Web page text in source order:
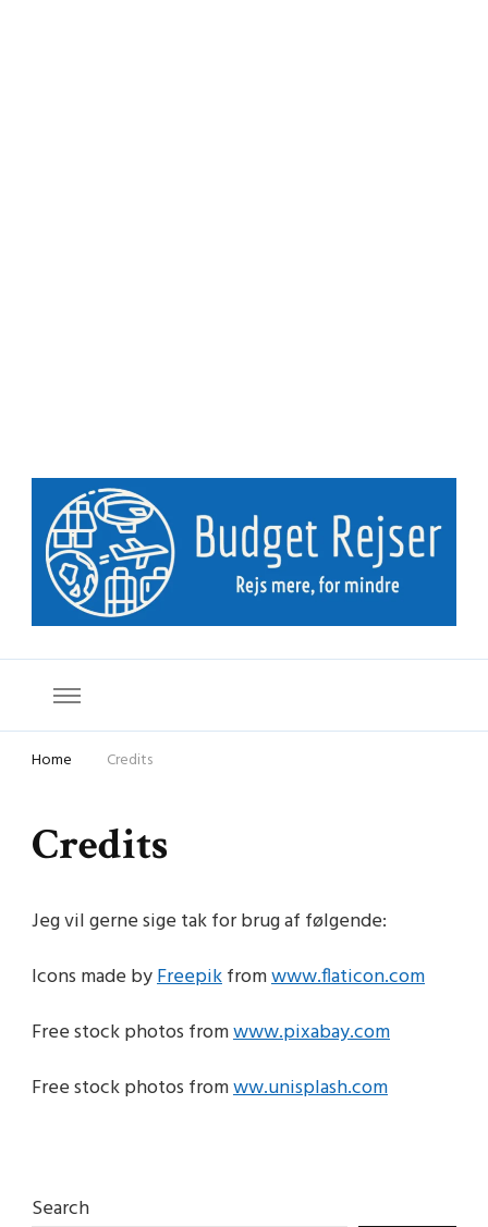
Budget Rejser
Home Credits
Credits
Jeg vil gerne sige tak for brug af følgende:
Icons made byFreepikfromwww.flaticon.com
Free stock photos fromwww.pixabay.com
Free stock photos fromww.unisplash.com
Search